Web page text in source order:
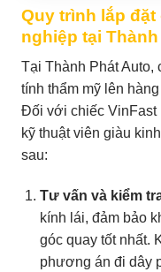
Quy trình lắp
nghiệp tại
Tại Thành Phát Auto,
tính thẩm mỹ lên
Đối với chiếc VinFast
kỹ thuật viên giàu
sau:
Tư vấn và kiểm
kính lái, đảm bảo
góc quay tốt nhất.
phương án đi dây